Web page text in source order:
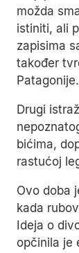
možda
istiniti, ali
zapisima
također
Patagonije.
Drugi
bićima,
rastućoj
Ovo doba
kada
Ideja o
opčinila je